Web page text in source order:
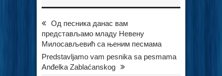
Од песника данас вам
представљамо младу Невену
Милосављевић са њеним песмама
Predstavljamo vam pesnika sa pesmama
Anđelka Zablaćanskog